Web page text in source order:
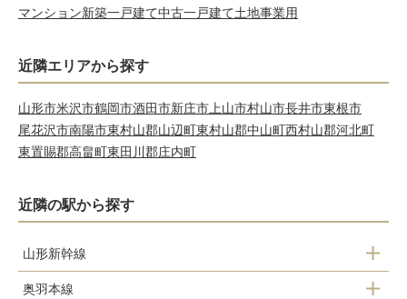
マンション新築一戸建て中古一戸建て土地事業用
近隣エリアから探す
山形市米沢市鶴岡市酒田市新庄市 上山市村山市長井市東根市
尾花沢市南陽市東村山郡山辺町東村山郡中山町西村山郡河北町
東置賜郡高畠町東田川郡庄内町
近隣の駅から探す
山形新幹線
天童駅
奥羽本線